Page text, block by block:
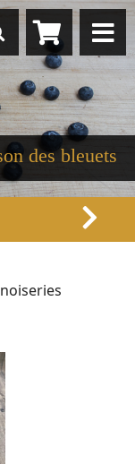
des bleuets